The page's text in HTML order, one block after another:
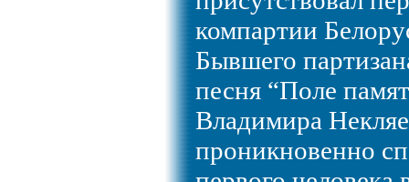
компартии
Бывшего
песня “Поле
Владимира
проникновенно